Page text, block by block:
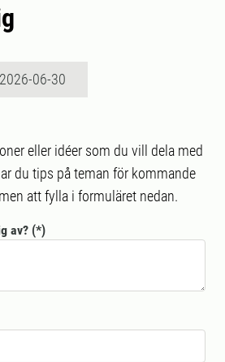
06-30
eller idéer som du vill dela med
du tips på teman för kommande
att fylla i formuläret nedan.
av?